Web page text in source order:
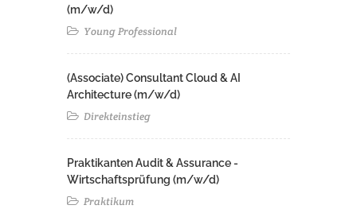
(m/w/d)
Young Professional
(Associate) Consultant Cloud & AI
Architecture (m/w/d)​ ​
Direkteinstieg
Praktikanten Audit & Assurance -
Wirtschaftsprüfung (m/w/d)
Praktikum